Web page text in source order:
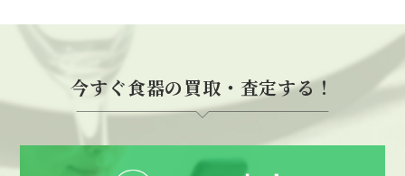
今すぐ食器の買取・査定する！